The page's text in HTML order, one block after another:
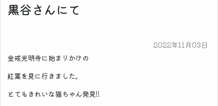
黒谷さんにて
2022年11月03日
金戒光明寺に始まりかけの
紅葉を見に行きました。
とてもきれいな猫ちゃん発見!!